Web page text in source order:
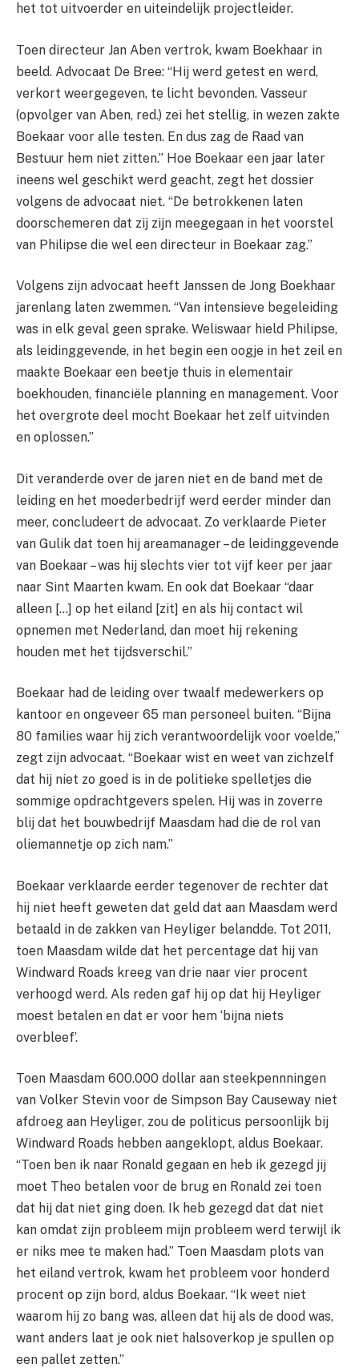
het tot uitvoerder en uiteindelijk projectleider.
Toen directeur Jan Aben vertrok, kwam Boekhaar in
beeld. Advocaat De Bree: “Hij werd getest en werd,
verkort weergegeven, te licht bevonden. Vasseur
(opvolger van Aben, red.) zei het stellig, in wezen zakte
Boekaar voor alle testen. En dus zag de Raad van
Bestuur hem niet zitten.” Hoe Boekaar een jaar later
ineens wel geschikt werd geacht, zegt het dossier
volgens de advocaat niet. “De betrokkenen laten
doorschemeren dat zij zijn meegegaan in het voorstel
van Philipse die wel een directeur in Boekaar zag.”
Volgens zijn advocaat heeft Janssen de Jong Boekhaar
jarenlang laten zwemmen. “Van intensieve begeleiding
was in elk geval geen sprake. Weliswaar hield Philipse,
als leidinggevende, in het begin een oogje in het zeil en
maakte Boekaar een beetje thuis in elementair
boekhouden, financiële planning en management. Voor
het overgrote deel mocht Boekaar het zelf uitvinden
en oplossen.”
Dit veranderde over de jaren niet en de band met de
leiding en het moederbedrijf werd eerder minder dan
meer, concludeert de advocaat. Zo verklaarde Pieter
van Gulik dat toen hij areamanager – de leidinggevende
van Boekaar – was hij slechts vier tot vijf keer per jaar
naar Sint Maarten kwam. En ook dat Boekaar “daar
alleen […] op het eiland [zit] en als hij contact wil
opnemen met Nederland, dan moet hij rekening
houden met het tijdsverschil.”
Boekaar had de leiding over twaalf medewerkers op
kantoor en ongeveer 65 man personeel buiten. “Bijna
80 families waar hij zich verantwoordelijk voor voelde,”
zegt zijn advocaat. “Boekaar wist en weet van zichzelf
dat hij niet zo goed is in de politieke spelletjes die
sommige opdrachtgevers spelen. Hij was in zoverre
blij dat het bouwbedrijf Maasdam had die de rol van
oliemannetje op zich nam.”
Boekaar verklaarde eerder tegenover de rechter dat
hij niet heeft geweten dat geld dat aan Maasdam werd
betaald in de zakken van Heyliger belandde. Tot 2011,
toen Maasdam wilde dat het percentage dat hij van
Windward Roads kreeg van drie naar vier procent
verhoogd werd. Als reden gaf hij op dat hij Heyliger
moest betalen en dat er voor hem ‘bijna niets
overbleef’.
Toen Maasdam 600.000 dollar aan steekpennningen
van Volker Stevin voor de Simpson Bay Causeway niet
afdroeg aan Heyliger, zou de politicus persoonlijk bij
Windward Roads hebben aangeklopt, aldus Boekaar.
“Toen ben ik naar Ronald gegaan en heb ik gezegd jij
moet Theo betalen voor de brug en Ronald zei toen
dat hij dat niet ging doen. Ik heb gezegd dat dat niet
kan omdat zijn probleem mijn probleem werd terwijl ik
er niks mee te maken had.” Toen Maasdam plots van
het eiland vertrok, kwam het probleem voor honderd
procent op zijn bord, aldus Boekaar. “Ik weet niet
waarom hij zo bang was, alleen dat hij als de dood was,
want anders laat je ook niet halsoverkop je spullen op
een pallet zetten.”